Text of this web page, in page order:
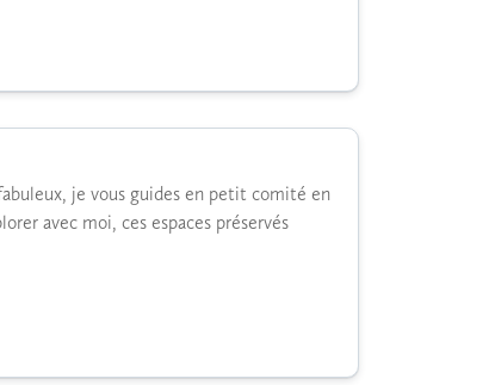
je vous guides en petit comité en
avec moi, ces espaces préservés